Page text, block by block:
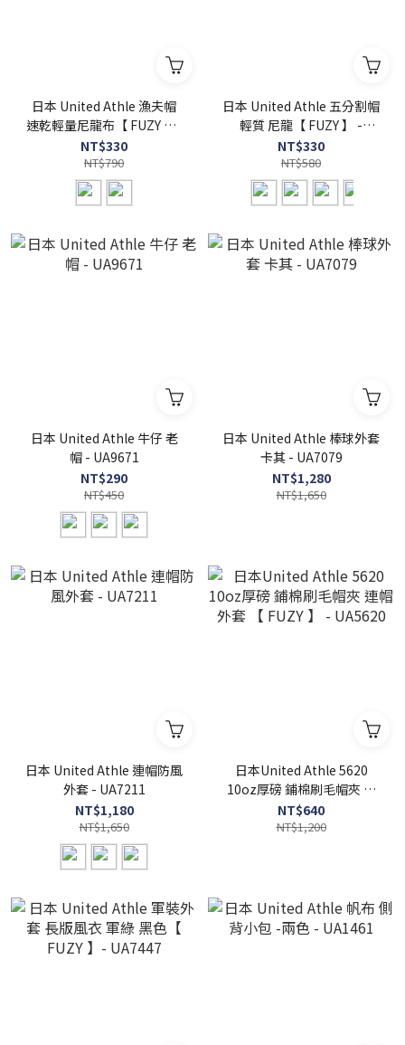
日本 United Athle 漁夫帽
速乾輕量尼龍布【 FUZY 】-
UA9674
NT$330
NT$790
日本 United Athle 五分割帽
輕質 尼龍【 FUZY 】 -
UA9672
NT$330
NT$580
日本 United Athle 牛仔 老
帽 - UA9671
NT$290
NT$450
日本 United Athle 棒球外套
卡其 - UA7079
NT$1,280
NT$1,650
日本 United Athle 連帽防風
外套 - UA7211
NT$1,180
NT$1,650
日本United Athle 5620
10oz厚磅 鋪棉刷毛帽夾 連
帽外套 【 FUZY 】 - UA5620
NT$640
NT$1,200